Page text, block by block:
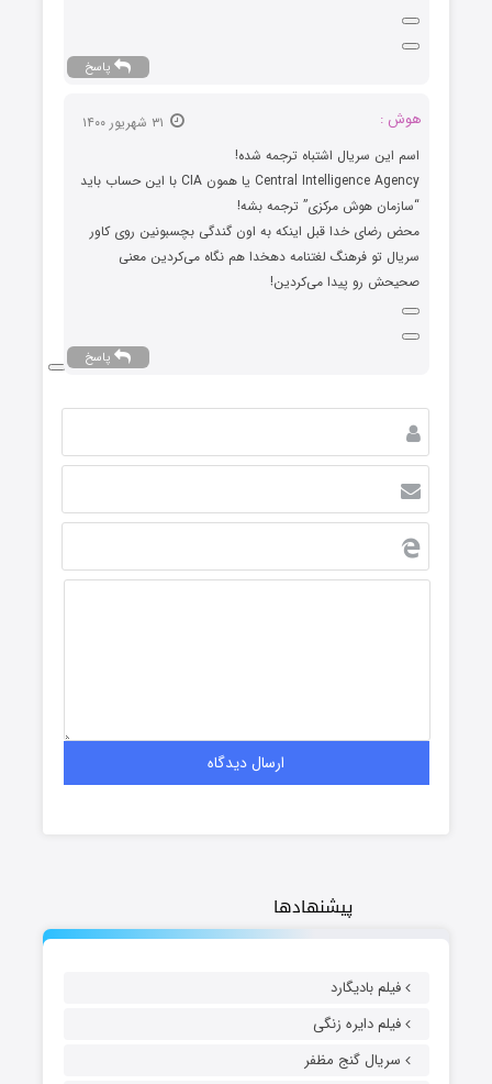
پیشنهادها
فیلم بادیگارد
فیلم دایره زنگی
سریال گنج مظفر
پاسخ
هوش :
اسم این سریال اشتباه ترجمه شده!
Central Intelligence Agency یا همون CIA با این حساب باید
“سازمان هوش مرکزی” ترجمه بشه!
محض رضای خدا قبل اینکه به اون گندگی بچسبونین روی کاور
سریال تو فرهنگ لغتنامه دهخدا هم نگاه می‌کردین معنی
صحیحش رو پیدا می‌کردین!
پاسخ